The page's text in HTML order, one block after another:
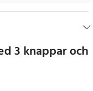
3 knappar och